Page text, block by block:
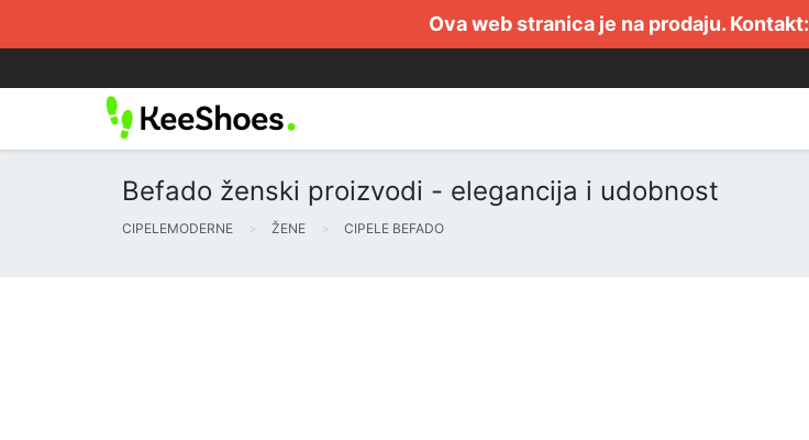
Ova web stranica je na prodaju. Kontakt:
Befado ženski proizvodi - elegancija i udobnost
CIPELEMODERNE ŽENE CIPELE BEFADO